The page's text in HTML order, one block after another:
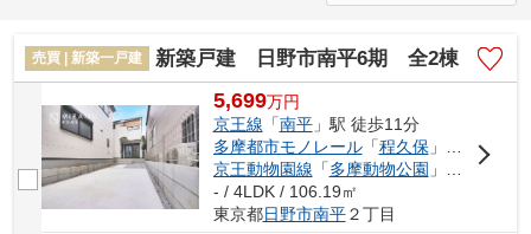
売買 | 新築一戸建 新築戸建 日野市南平6期 全2棟
5,699万円
京王線 「南平」駅 徒歩11分
多摩都市モノレール「程久保」駅 徒歩21分
京王動物園線 「多摩動物公園 」駅 徒歩26分
- / 4LDK / 106.19㎡
東京都日野市南平２丁目